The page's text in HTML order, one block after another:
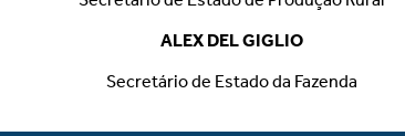
ALEX DEL GIGLIO
Secretário de Estado da Fazenda